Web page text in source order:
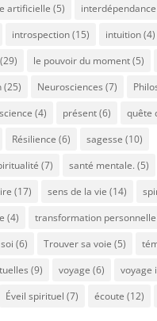
artificielle (5) interdépendance
introspection(15) intuition(4)
(29) le pouvoir du moment(5)
(25) Neurosciences (7)
(4) présent(6) quête
Résilience (6) sagesse (10)
(7) santé mentale. (5)
(17) sens de la vie (14)
(4) transformation personnelle
(6) Trouver sa voie (5)
(9) voyage (6) voyage
Éveil spirituel (7) écoute (12)